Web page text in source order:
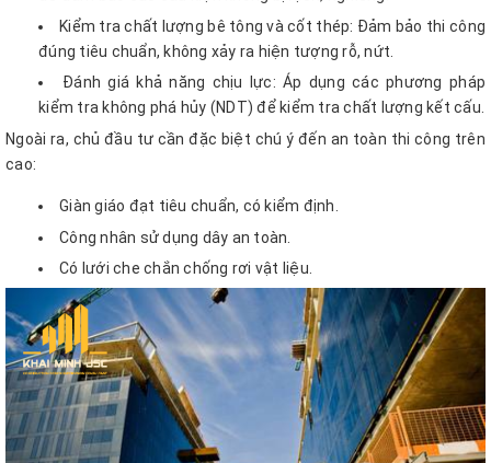
Kiểm tra chất lượng bê tông và cốt thép: Đảm bảo thi công
đúng tiêu chuẩn, không xảy ra hiện tượng rỗ, nứt.
Đánh giá khả năng chịu lực: Áp dụng các phương pháp
kiểm tra không phá hủy (NDT) để kiểm tra chất lượng kết cấu.
Ngoài ra, chủ đầu tư cần đặc biệt chú ý đến an toàn thi công trên
cao:
Giàn giáo đạt tiêu chuẩn, có kiểm định.
Công nhân sử dụng dây an toàn.
Có lưới che chắn chống rơi vật liệu.